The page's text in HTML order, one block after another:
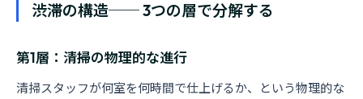
渋滞の構造── 3つの層で分解する
第1層：清掃の物理的な進行
清掃スタッフが何室を何時間で仕上げるか、という物理的な